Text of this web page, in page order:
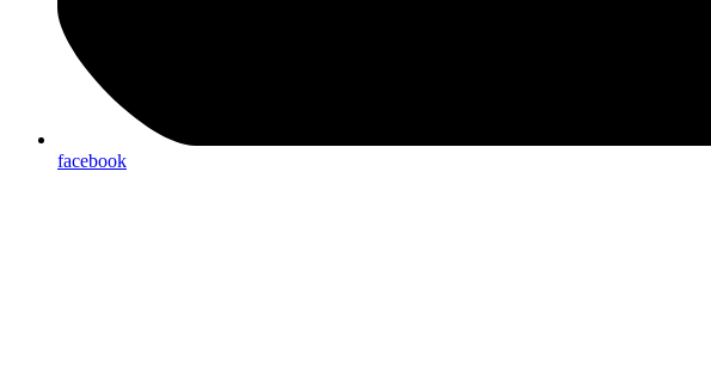
facebook